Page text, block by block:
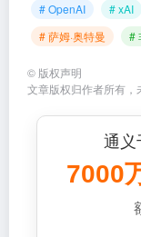
# OpenAI
# xAI
# 萨姆·奥特曼
#
© 版权声明
文章版权归作者所有，
通义
7000